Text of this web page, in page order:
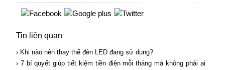
Tin liên quan
› Khi nào nên thay thế đèn LED đang sử dụng?
› 7 bí quyết giúp tiết kiệm tiền điện mỗi tháng mà không phải ai